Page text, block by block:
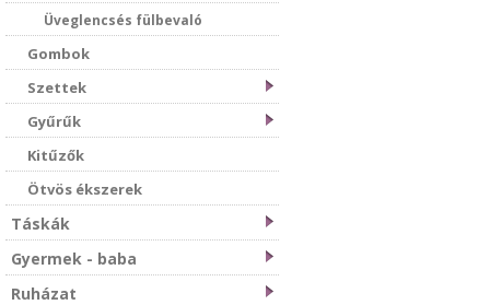
Üveglencsés fülbevaló
Gombok
Szettek
Gyűrűk
Kitűzők
Ötvös ékszerek
Táskák
Gyermek - baba
Ruházat